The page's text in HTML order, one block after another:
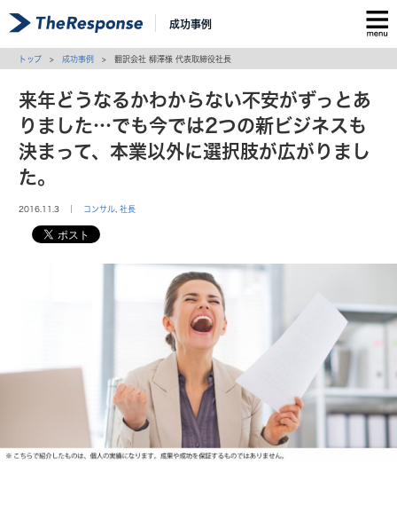
成功事例
トップ > 成功事例 > 翻訳会社 柳澤様 代表取締役社長
来年どうなるかわからない不安がずっとあ
りました…でも今では2つの新ビジネスも
決まって、本業以外に選択肢が広がりまし
た。
2016.11.3 ｜ コンサル ,社長